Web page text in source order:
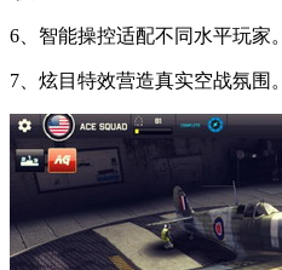
6、智能操控适配不同水平玩家。
7、炫目特效营造真实空战氛围。